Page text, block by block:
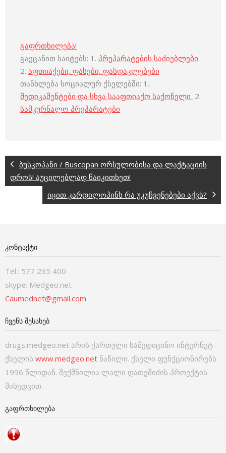
გაფრთხილება!
გაეცანით საიტებს: 1. პრეპარატების საძიებლები
2. აფთიაქები, ფასები, ფასდაკლებები
თანხლება სოციალურ ქსელებში: 1.
მედიკამენტები და სხვა სააფთიაქო საქონელი 2.
სამკურნალო პრეპარატები
ბუსკოპანი / Buscopan ორსულობისა და ლაქტაციის
დროს! აუცილებლად წაიკითხეთ!
იცით კარდილოპინს რა უკუჩვენებები აქვს?
ᲙᲝᲜᲢᲐᲥᲢᲘ
Tel.: 577 235 400
skype: Medgeo.net
Caumednet@gmail.com
ᲩᲕᲔᲜᲡ ᲨᲔᲡᲐᲮᲔᲑ
drugs.medgeo.net არის ქართული სამედიცინო ინტერნეტ-
ქსელის www.medgeo.net ნაწილი. ქსელი ფუნქციონირებს
1996 წლიდან. შექმნილია ლალი დათეშიძის პროექტის
მიხედვით.
ᲒᲐᲤᲠᲗᲮᲘᲚᲔᲑᲐ